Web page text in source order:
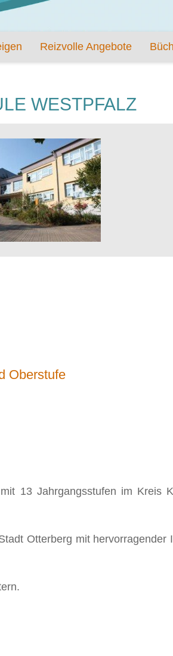
Reizvolle Angebote
WESTPFALZ
Oberstufe
13 Jahrgangsstufen im Kreis
Otterberg mit